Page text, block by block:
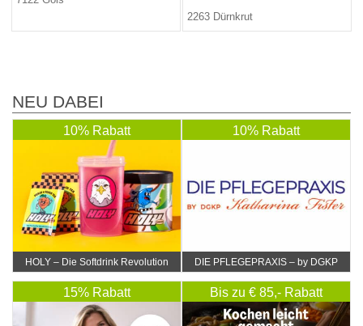
2263 Dürnkrut
NEU DABEI
10% Rabatt
HOLY – Die Softdrink Revolution
10% Rabatt
DIE PFLEGEPRAXIS – by DGKP
15% Rabatt Bis zu € 85,- Rabatt